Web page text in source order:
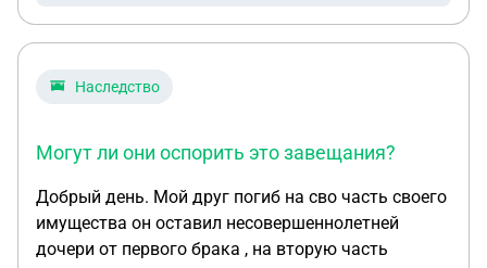
Наследство
Могут ли они оспорить это завещания?
Добрый день. Мой друг погиб на сво часть своего
имущества он оставил несовершеннолетней
дочери от первого брака , на вторую часть